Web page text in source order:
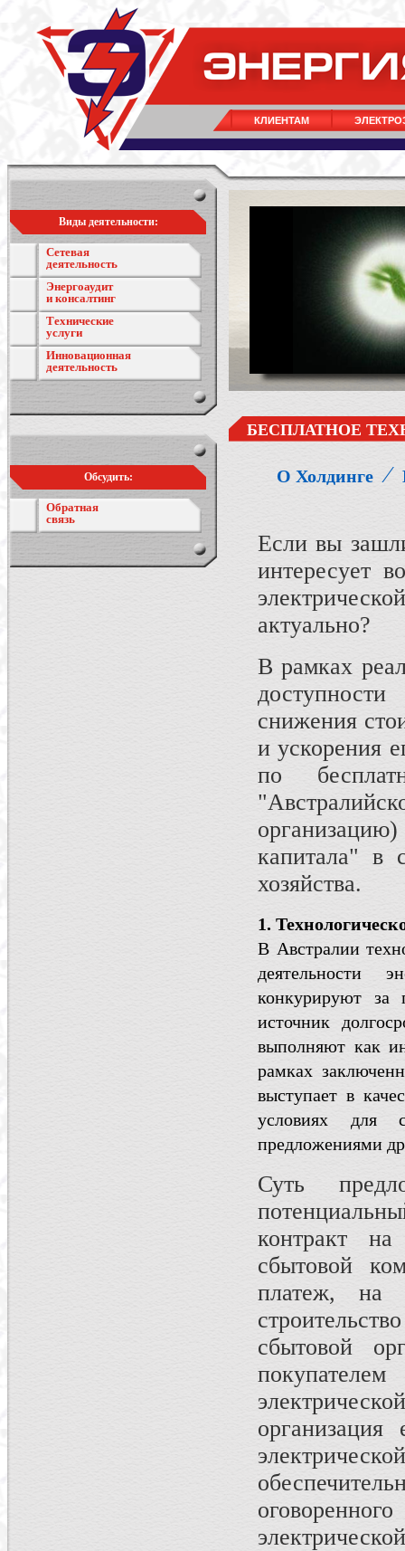
КЛИЕНТАМ
Виды деятельности:
Сетевая
деятельность
Энергоаудит
и консалтинг
Технические
услуги
Инновационная
деятельность
Обсудить:
Обратная
связь
БЕСПЛАТНОЕ
О Холдинге ⁄
Если вы
интересует
актуально?
В рамках
снижения
и ускорения
по
капитала" в
хозяйства.
1.
В Австралии
деятельности
конкурируют за
источник
выполняют как
рамках
выступает в
условиях для
предложениями
Суть
контракт на
сбытовой
платеж, на
сбытовой